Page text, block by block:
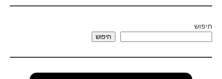
חיפוש
חיפוש